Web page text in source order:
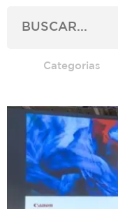
Categorias